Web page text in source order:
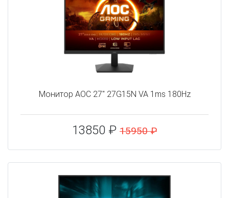
Монитор AOC 27" 27G15N VA 1ms 180Hz
13850 ₽ 15950 ₽